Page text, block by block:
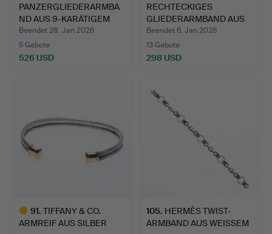
PANZERGLIEDERARMBA
ND AUS 9-KARÄTIGEM
GOLD …
Beendet 28. Jan 2026
5 Gebote
526 USD
RECHTECKIGES
GLIEDERARMBAND AUS
9-KARÄTIGE…
Beendet 6. Jan 2026
13 Gebote
298 USD
91. TIFFANY & CO.
ARMREIF AUS SILBER
105. HERMÈS TWIST-
ARMBAND AUS WEISSEM